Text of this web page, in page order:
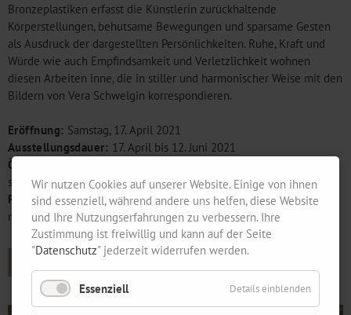
Bronzeplastiken erfasst die Künstlerin zurückhaltende
Körperstellungen, behutsame Bewegungen und sparsame Gesten
als Ausdruck der dargestellten Persönlichkeiten. Ruhe, Kraft und
Würde wie auch Empfindsamkeit und Verletzlichkeit wohnen
diesen Arbeiten inne, die in stiller und harmonischer Weise mit den
Bildern von Vera Schwelgin korrespondieren.
Eröffnung: Samstag, 17. April 2021
Ausstellungsdauer: 17. April bis 12. Juni 2021
Öffnungszeiten der Ausstellung:
sowie nach Vereinbarung
Pressekontakt:Claudia Wall, Tel.: 030 30881842,
mail@salongalerie-die-moewe.de
PDF Pressemitteilung
Wir nutzen Cookies auf unserer Website. Einige von ihnen
sind essenziell, während andere uns helfen, diese Website
und Ihre Nutzungserfahrungen zu verbessern. Ihre
Zustimmung ist freiwillig und kann auf der Seite
"Datenschutz" jederzeit widerrufen werden.
Essenziell Details einblenden